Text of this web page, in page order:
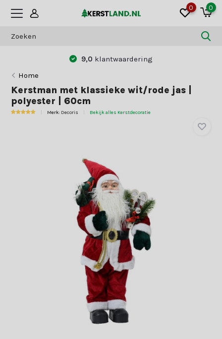
0 0
9,0 klantwaardering
Home
Kerstman met klassieke wit/rode jas |
polyester | 60cm
Merk: Decoris Bekijk alles Kerstdecoratie